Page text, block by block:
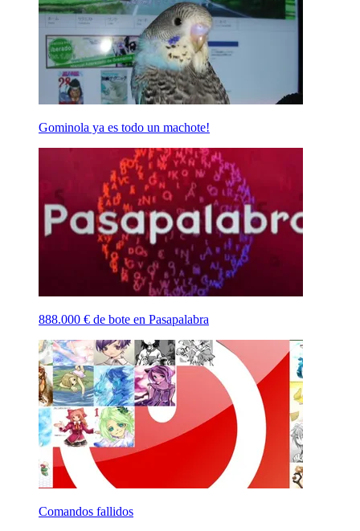
Gominola ya es todo un machote!
888.000 € de bote en Pasapalabra
Comandos fallidos